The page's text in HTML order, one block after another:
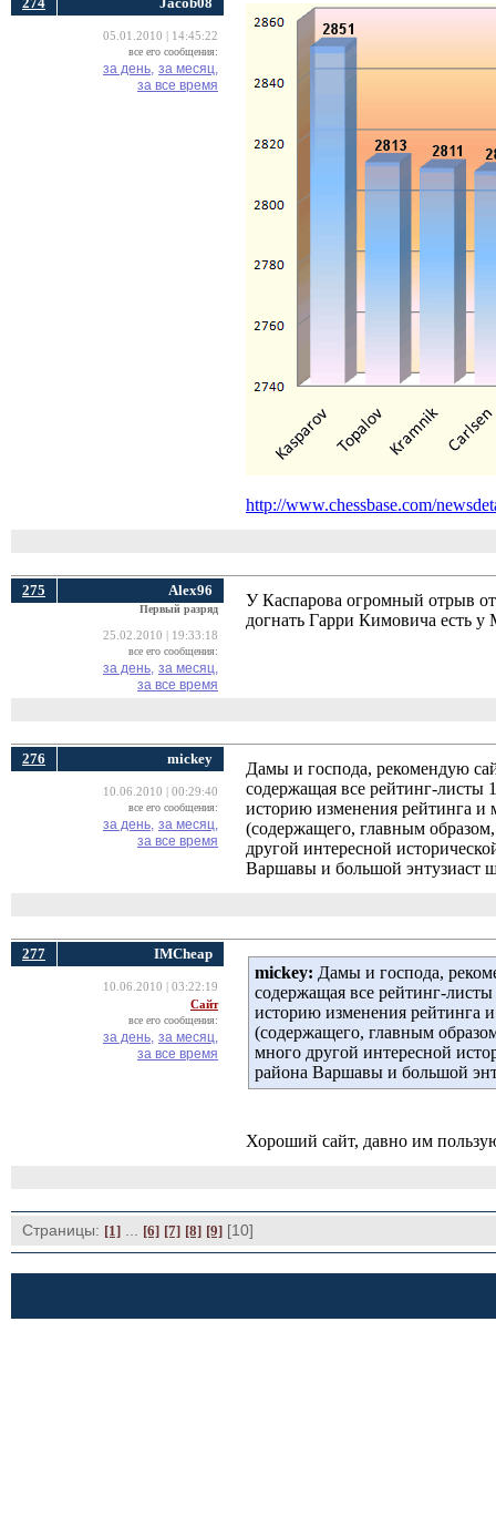
05.01.2010 | 14:45:22
все его сообщения:
за день, за месяц,
за все время
http://www.chessbase.com/
275 Alex96
Первый разряд
25.02.2010 | 19:33:18
все его сообщения:
за день, за месяц,
за все время
У Каспарова огромный отрыв
догнать Гарри Кимовича есть у
276 mickey
10.06.2010 | 00:29:40
все его сообщения:
за день, за месяц,
за все время
Дамы и господа, рекомендую
содержащая все рейтинг-листы
историю изменения рейтинга
(содержащего, главным
другой интересной
Варшавы и большой энтузиаст
277 IMCheap
10.06.2010 | 03:22:19
Сайт
все его сообщения:
за день, за месяц,
за все время
mickey: Дамы и господа,
содержащая все рейтинг-
историю изменения рейтинга
(содержащего, главным
много другой интересной
района Варшавы и большой
Хороший сайт, давно им
Страницы: [1] [6] [7] [8] [9] [10]